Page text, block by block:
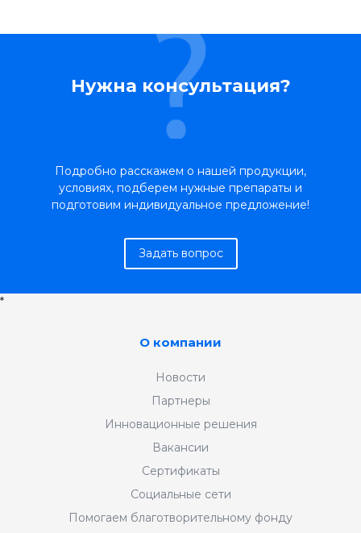
Нужна консультация?
Подробно расскажем о нашей продукции,
условиях, подберем нужные препараты и
подготовим индивидуальное предложение!
Задать вопрос
*
О компании
Новости
Партнеры
Инновационные решения
Вакансии
Сертификаты
Социальные сети
Помогаем благотворительному фонду